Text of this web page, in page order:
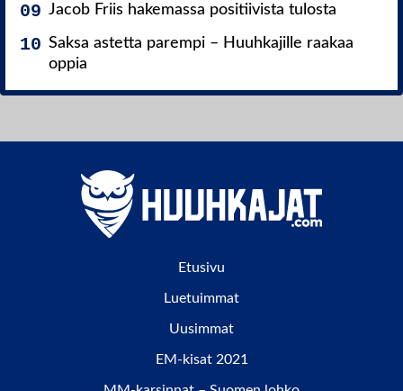
Jacob Friis hakemassa positiivista tulosta
Saksa astetta parempi – Huuhkajille raakaa
oppia
Etusivu
Luetuimmat
Uusimmat
EM-kisat 2021